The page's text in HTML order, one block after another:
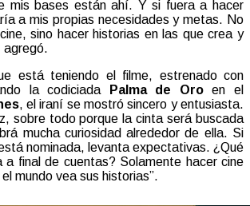
mis bases están ahí. Y si fuera a hacer
a mis propias necesidades y metas. No
sino hacer historias en las que crea y
agregó.
está teniendo el filme, estrenado con
la codiciada
Palma de Oroen el
, el iraní se mostró sincero y entusiasta.
sobre todo porque la cinta será buscada
mucha curiosidad alrededor de ella. Si
nominada, levanta expectativas. ¿Qué
a final de cuentas? Solamente hacer cine
mundo vea sus historias”.